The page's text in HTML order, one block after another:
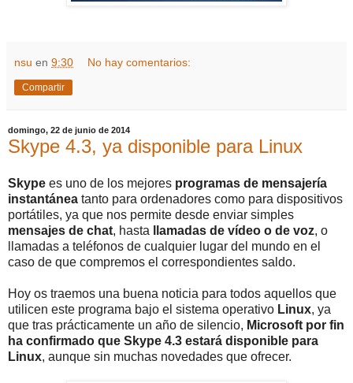
nsu en 9:30 No hay comentarios:
Compartir
domingo, 22 de junio de 2014
Skype 4.3, ya disponible para Linux
Skype es uno de los mejores programas de mensajería
instantánea tanto para ordenadores como para dispositivos
portátiles, ya que nos permite desde enviar simples
mensajes de chat, hasta llamadas de vídeo o de voz, o
llamadas a teléfonos de cualquier lugar del mundo en el
caso de que compremos el correspondientes saldo.
Hoy os traemos una buena noticia para todos aquellos que
utilicen este programa bajo el sistema operativo Linux, ya
que tras prácticamente un año de silencio, Microsoft por fin
ha confirmado que Skype 4.3 estará disponible para
Linux, aunque sin muchas novedades que ofrecer.